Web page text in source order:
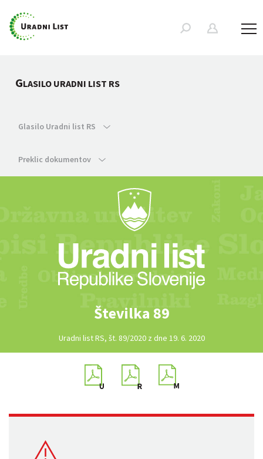
GLASILO URADNI LIST RS
Glasilo Uradni list RS
Preklic dokumentov
Številka 89
Uradni list RS, št. 89/2020 z dne 19. 6. 2020